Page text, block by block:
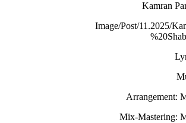
Kamran
/Image/Post/11.2025/
Arrangement:
Mix-Mastering: